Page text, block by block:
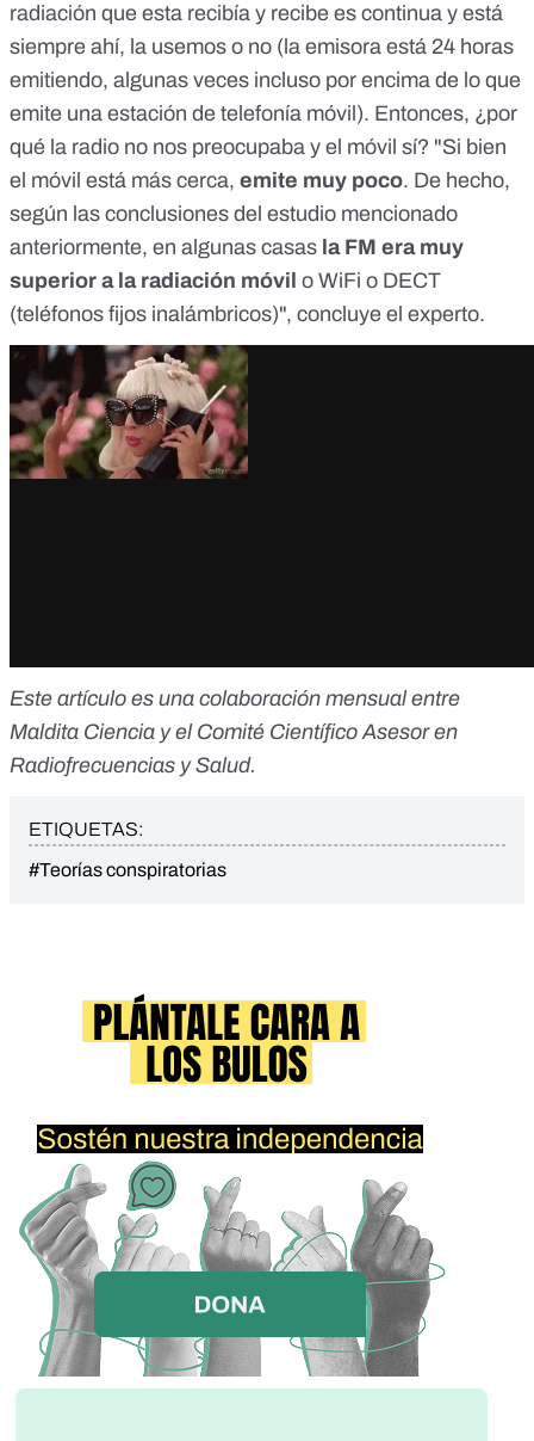
radiación que esta recibía y recibe es continua y está
siempre ahí, la usemos o no (la emisora está 24 horas
emitiendo, algunas veces incluso por encima de lo que
emite una estación de telefonía móvil). Entonces, ¿por
qué la radio no nos preocupaba y el móvil sí? "Si bien
el móvil está más cerca, emite muy poco. De hecho,
según las conclusiones del estudio mencionado
anteriormente, en algunas casas la FM era muy
superior a la radiación móvil o WiFi o DECT
(teléfonos fijos inalámbricos)", concluye el experto.
Este artículo es una colaboración mensual entre
Maldita Ciencia y el Comité Científico Asesor en
Radiofrecuencias y Salud.
ETIQUETAS:
#Teorías conspiratorias